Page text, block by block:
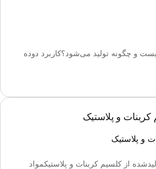
و چگونه تولید می‌شود؟کاربرد دوده
و پلاستیک
از کلسیم کربنات و پلاستیکمواد